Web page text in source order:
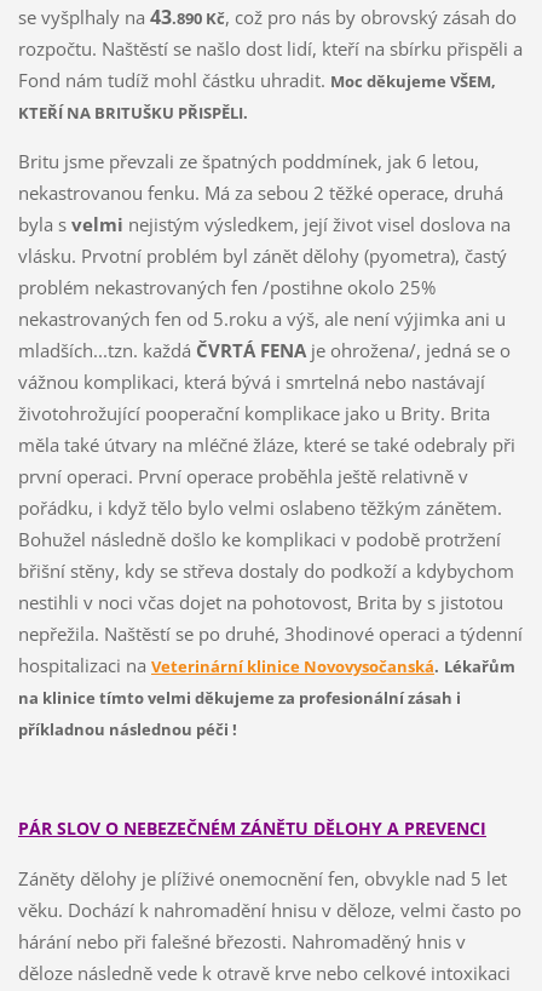
se vyšplhaly na 43.890 Kč, což pro nás by obrovský zásah do
rozpočtu. Naštěstí se našlo dost lidí, kteří na sbírku přispěli a
Fond nám tudíž mohl částku uhradit. Moc děkujeme VŠEM,
KTEŘÍ NA BRITUŠKU PŘISPĚLI.
Britu jsme převzali ze špatných poddmínek, jak 6 letou,
nekastrovanou fenku. Má za sebou 2 těžké operace, druhá
byla s velmi nejistým výsledkem, její život visel doslova na
vlásku. Prvotní problém byl zánět dělohy (pyometra), častý
problém nekastrovaných fen /postihne okolo 25%
nekastrovaných fen od 5.roku a výš, ale není výjimka ani u
mladších...tzn. každá ČVRTÁ FENA je ohrožena/, jedná se o
vážnou komplikaci, která bývá i smrtelná nebo nastávají
životohrožující pooperační komplikace jako u Brity. Brita
měla také útvary na mléčné žláze, které se také odebraly při
první operaci. První operace proběhla ještě relativně v
pořádku, i když tělo bylo velmi oslabeno těžkým zánětem.
Bohužel následně došlo ke komplikaci v podobě protržení
břišní stěny, kdy se střeva dostaly do podkoží a kdybychom
nestihli v noci včas dojet na pohotovost, Brita by s jistotou
nepřežila. Naštěstí se po druhé, 3hodinové operaci a týdenní
hospitalizaci na Veterinární klinice Novovysočanská. Lékařům
na klinice tímto velmi děkujeme za profesionální zásah i
příkladnou následnou péči !
PÁR SLOV O NEBEZEČNÉM ZÁNĚTU DĚLOHY A PREVENCI
Záněty dělohy je plíživé onemocnění fen, obvykle nad 5 let
věku. Dochází k nahromadění hnisu v děloze, velmi často po
hárání nebo při falešné březosti. Nahromaděný hnis v
děloze následně vede k otravě krve nebo celkové intoxikaci